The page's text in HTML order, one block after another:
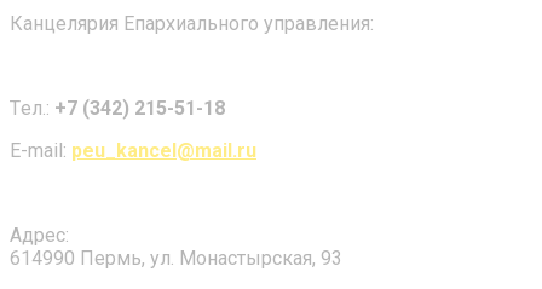
Канцелярия Епархиального управления:
Tел.: +7 (342) 215-51-18
E-mail: peu_kancel@mail.ru
Адрес:
614990 Пермь, ул. Монастырская, 93